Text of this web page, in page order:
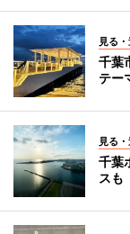
見る
千葉
テー
見る
千葉
スも